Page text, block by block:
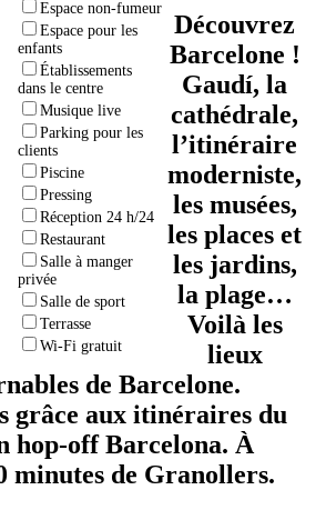
Espace non-fumeur
Espace pour les
enfants
Établissements
dans le centre
Musique live
Parking pour les
clients
Piscine
Pressing
Réception 24 h/24
Restaurant
Salle à manger
privée
Salle de sport
Terrasse
Wi-Fi gratuit
Découvrez
Barcelone !
Gaudí, la
cathédrale,
l’itinéraire
moderniste,
les musées,
les places et
les jardins,
la plage…
Voilà les
lieux
de Barcelone.
grâce aux itinéraires du
hop-off Barcelona. À
minutes de Granollers.